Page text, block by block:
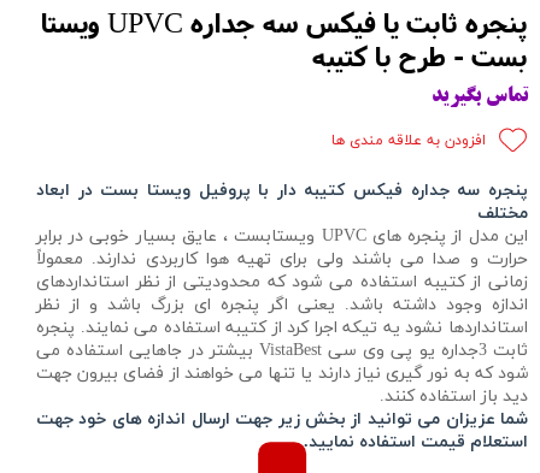
پنجره ثابت یا فیکس سه جداره UPVC ویستا
بست - طرح با کتیبه
تماس بگیرید
پنجره سه جداره فیکس کتیبه دار با پروفیل ویستا بست در ابعاد
مختلف
این مدل از پنجره های UPVC ویستابست ، عایق بسیار خوبی در برابر
حرارت و صدا می باشند ولی برای تهیه هوا کاربردی ندارند. معمولاً
زمانی از کتیبه استفاده می شود که محدودیتی از نظر استانداردهای
اندازه وجود داشته باشد. یعنی اگر پنجره ای بزرگ باشد و از نظر
استانداردها نشود یه تیکه اجرا کرد از کتیبه استفاده می نمایند. پنجره
ثابت 3جداره یو پی وی سی VistaBest بیشتر در جاهایی استفاده می
شود که به نور گیری نیاز دارند یا تنها می خواهند از فضای بیرون جهت
دید باز استفاده کنند.
شما عزیزان می توانید از بخش زیر جهت ارسال اندازه های خود جهت
استعلام قیمت استفاده نمایید.
افزودن به علاقه مندی ها